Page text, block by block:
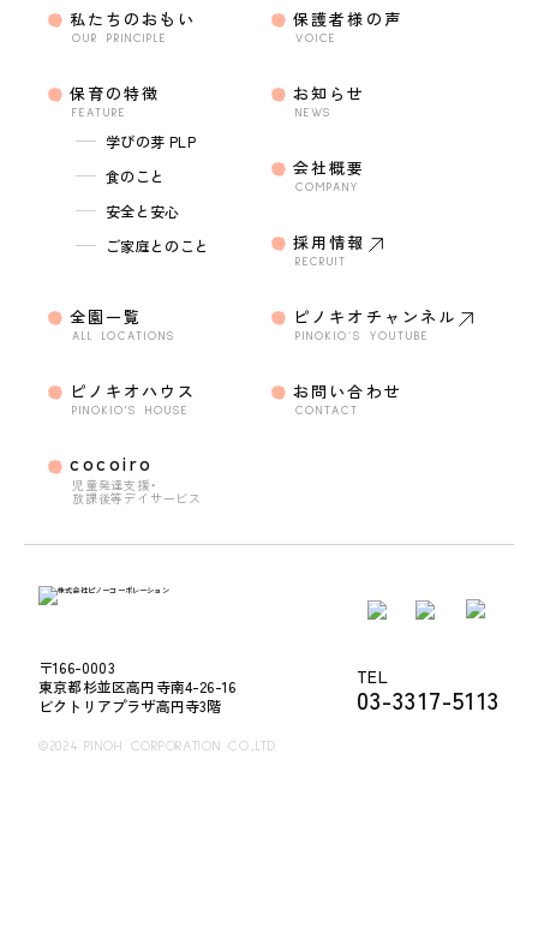
〒166-0003
東京都杉並区高円寺南4-26-16
ビクトリアプラザ高円寺3階
TEL
03-3317-5113
©2024 PINOH CORPORATION CO.,LTD.
私たちのおもい
OUR PRINCIPLE
保育の特徴
FEATURE
学びの芽 PLP
食のこと
安全と安心
ご家庭とのこと
全園一覧
ALL LOCATIONS
ピノキオハウス
PINOKIO'S HOUSE
cocoiro
児童発達支援・
放課後等デイサービス
保護者様の声
VOICE
お知らせ
NEWS
会社概要
COMPANY
採用情報
RECRUIT
ピノキオチャンネル
PINOKIO’S YOUTUBE
お問い合わせ
CONTACT